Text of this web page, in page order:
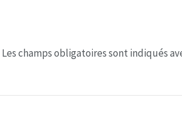
Les champs obligatoires sont indiqués